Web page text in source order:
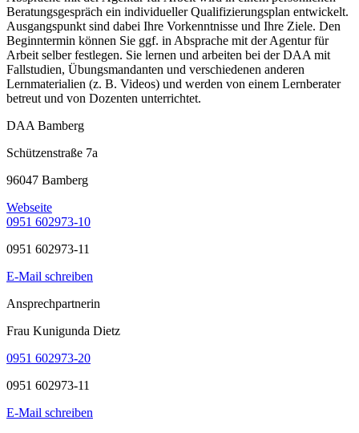
Beratungsgespräch ein individueller Qualifizierungsplan entwickelt.
Ausgangspunkt sind dabei Ihre Vorkenntnisse und Ihre Ziele. Den
Beginntermin können Sie ggf. in Absprache mit der Agentur für
Arbeit selber festlegen. Sie lernen und arbeiten bei der DAA mit
Fallstudien, Übungsmandanten und verschiedenen anderen
Lernmaterialien (z. B. Videos) und werden von einem Lernberater
betreut und von Dozenten unterrichtet.
DAA Bamberg
Schützenstraße 7a
96047 Bamberg
Webseite
0951 602973-10
0951 602973-11
E-Mail schreiben
Ansprechpartnerin
Frau Kunigunda Dietz
0951 602973-20
0951 602973-11
E-Mail schreiben